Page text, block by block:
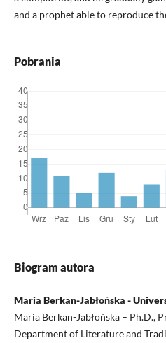
and a prophet able to reproduce
Pobrania
Biogram autora
Maria Berkan-Jabłońska -
Maria Berkan-Jabłońska – Ph.D.,
Department of Literature and